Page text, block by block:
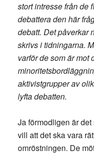
stort intresse från de
debattera den här
debatt. Det påverkar
skrivs i tidningarna.
varför de som är mot
aktivistgrupper av
lyfta debatten.
Ja förmodligen är
vill att det ska vara
omröstningen. De